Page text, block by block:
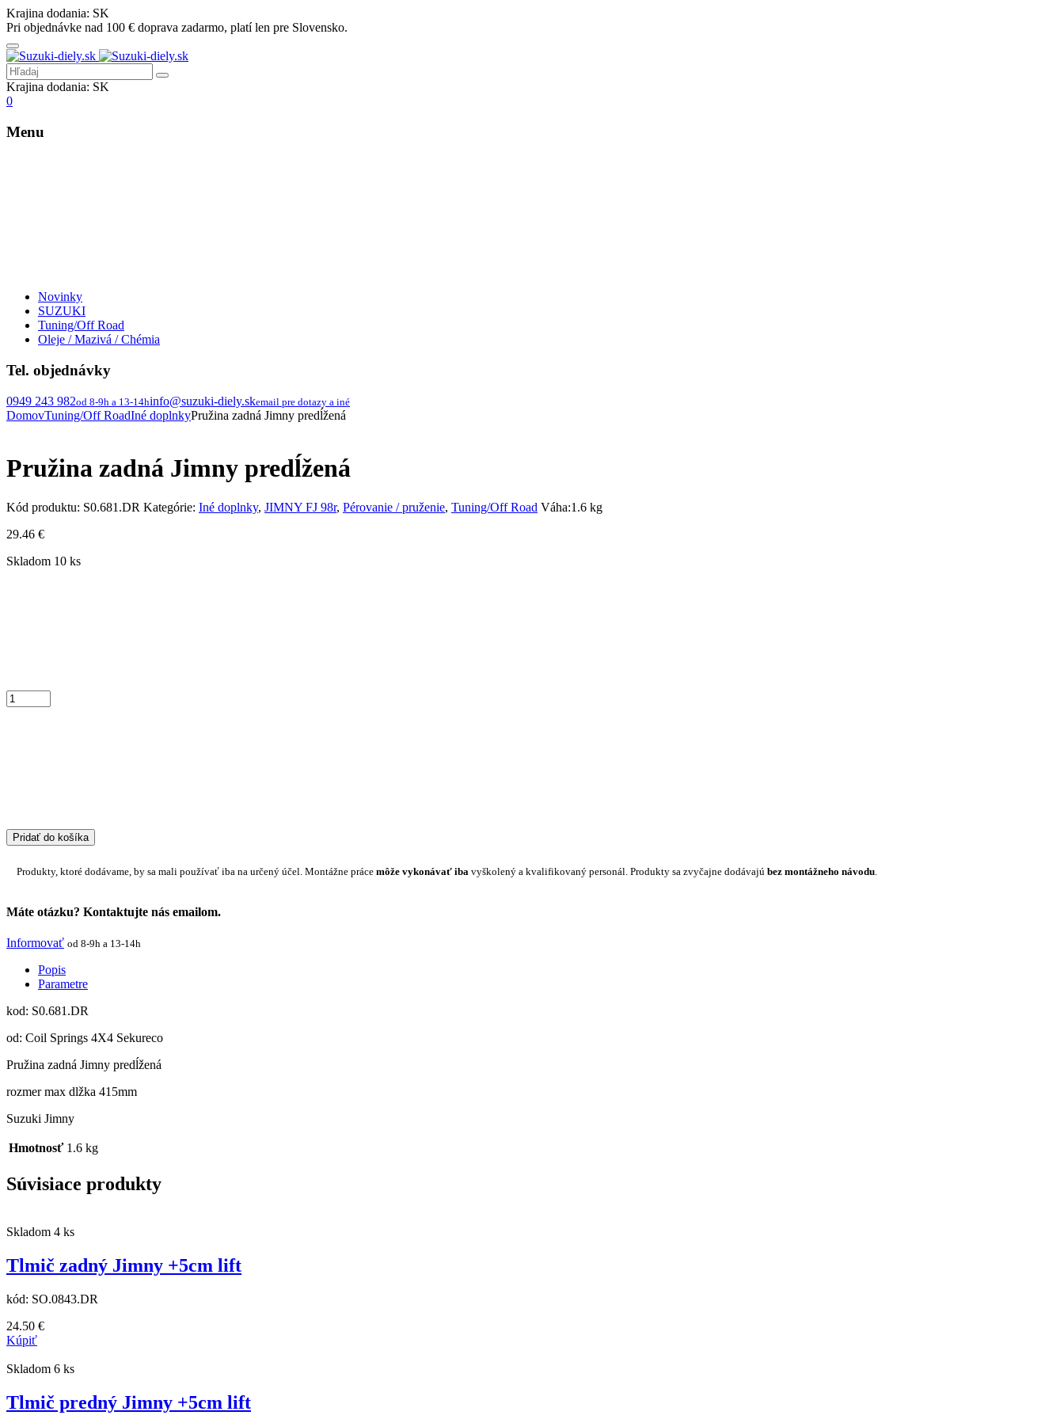
Krajina dodania: SK
Pri objednávke nad 100 € doprava zadarmo, platí len pre Slovensko.
Krajina dodania: SK
0
Menu
Novinky
SUZUKI
Tuning/Off Road
Oleje / Mazivá / Chémia
Tel. objednávky
0949 243 982od 8-9h a 13-14hinfo@suzuki-diely.skemail pre dotazy a iné
DomovTuning/Off RoadIné doplnkyPružina zadná Jimny predĺžená
Pružina zadná Jimny predĺžená
Kód produktu: S0.681.DR Kategórie: Iné doplnky, JIMNY FJ 98r, Pérovanie / pruženie, Tuning/Off Road Váha:1.6 kg
29.46 €
Skladom 10 ks
Pridať do košíka
Produkty, ktoré dodávame, by sa mali používať iba na určený účel. Montážne práce môže vykonávať iba vyškolený a kvalifikovaný personál. Produkty sa zvyčajne dodávajú bez montážneho návodu
Máte otázku? Kontaktujte nás emailom.
Informovať od 8-9h a 13-14h
Popis
Parametre
kod: S0.681.DR
od: Coil Springs 4X4 Sekureco
Pružina zadná Jimny predĺžená
rozmer max dlžka 415mm
Suzuki Jimny
Hmotnosť 1.6 kg
Súvisiace produkty
Skladom 4 ks
Tlmič zadný Jimny +5cm lift
kód: SO.0843.DR
24.50 €
Kúpiť
Skladom 6 ks
Tlmič predný Jimny +5cm lift